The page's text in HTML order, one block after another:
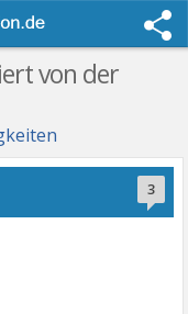
von der
3